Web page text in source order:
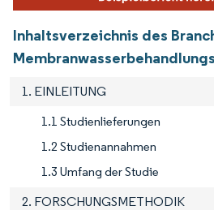
Inhaltsverzeichnis des
1. EINLEITUNG
1.1 Studienlieferungen
1.2 Studienannahmen
1.3 Umfang der Studie
2. FORSCHUNGSMETHODIK